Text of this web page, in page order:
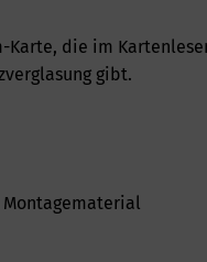
die im
gibt.